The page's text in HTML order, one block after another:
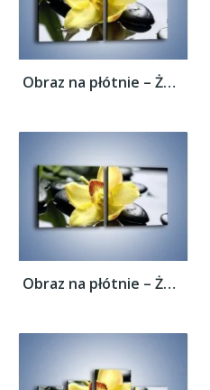
Obraz na płótnie – Żółty kwiat na mokrych...
Obraz na płótnie – Żółty kwiat na mokrych...